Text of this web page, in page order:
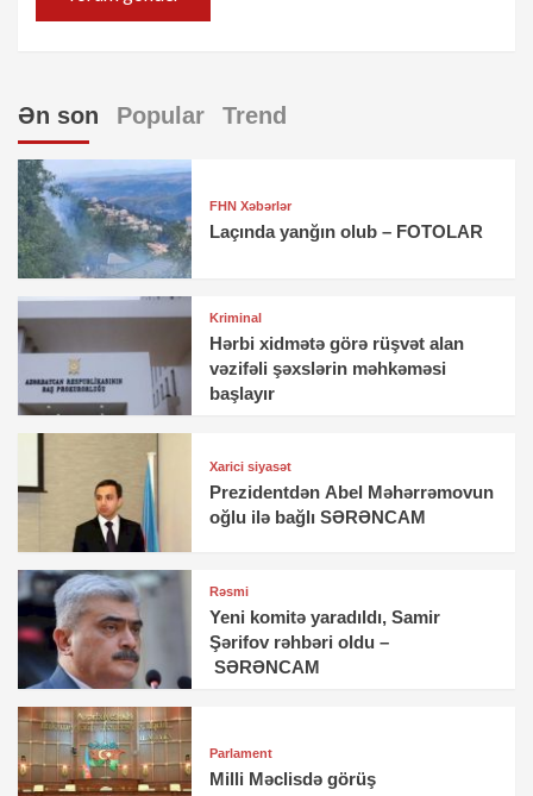
Ən son Popular Trend
FHN Xəbərlər
Laçında yanğın olub – FOTOLAR
Kriminal
Hərbi xidmətə görə rüşvət alan
vəzifəli şəxslərin məhkəməsi
başlayır
Xarici siyasət
Prezidentdən Abel Məhərrəmovun
oğlu ilə bağlı SƏRƏNCAM
Rəsmi
Yeni komitə yaradıldı, Samir
Şərifov rəhbəri oldu –
SƏRƏNCAM
Parlament
Milli Məclisdə görüş